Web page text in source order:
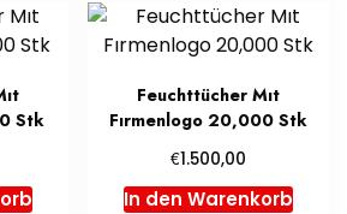
Stk
Feuchttücher Mıt
Fırmenlogo 20,000 Stk
€1.500,00
In den Warenkorb